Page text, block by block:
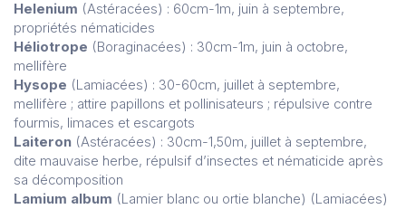
Helenium (Astéracées) : 60cm-1m, juin à septembre,
propriétés nématicides
Héliotrope (Boraginacées) : 30cm-1m, juin à octobre,
mellifère
Hysope (Lamiacées) : 30-60cm, juillet à septembre,
mellifère ; attire papillons et pollinisateurs ; répulsive contre
fourmis, limaces et escargots
Laiteron (Astéracées) : 30cm-1,50m, juillet à septembre,
dite mauvaise herbe, répulsif d’insectes et nématicide après
sa décomposition
Lamium album (Lamier blanc ou ortie blanche) (Lamiacées)